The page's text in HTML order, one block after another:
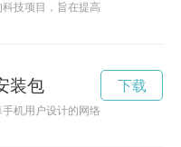
技项目，旨在提高运输效率和节能
装包
机用户设计的网络加速应用，可
下载